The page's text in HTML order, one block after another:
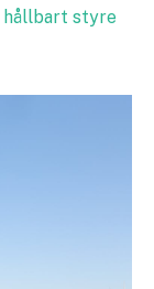
hållbart styre